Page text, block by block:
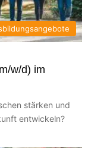
w/d) im
stärken und
entwickeln?